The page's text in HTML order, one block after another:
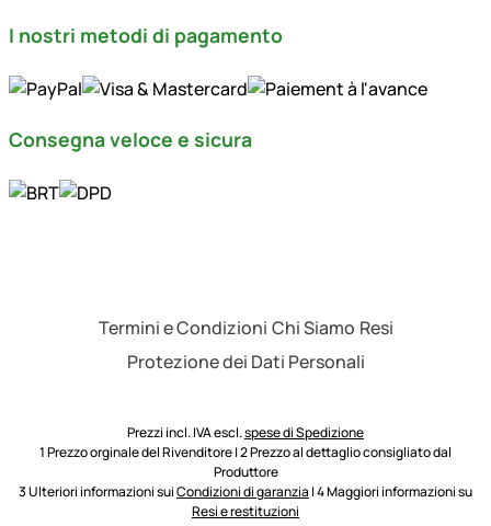
I nostri metodi di pagamento
Consegna veloce e sicura
Termini e Condizioni Chi Siamo Resi
Protezione dei Dati Personali
Prezzi incl. IVA escl.spese di Spedizione
1 Prezzo orginale del Rivenditore | 2 Prezzo al dettaglio consigliato dal
Produttore
3 Ulteriori informazioni suiCondizioni di garanzia | 4 Maggiori informazioni su
Resi e restituzioni